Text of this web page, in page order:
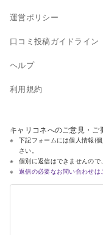
運営ポリシー
口コミ投稿ガイドライン
ヘルプ
利用規約
キャリコネへのご意見・ご
下記フォームには個人情報(
さい。
個別に返信はできませんので
返信の必要なお問い合わせは